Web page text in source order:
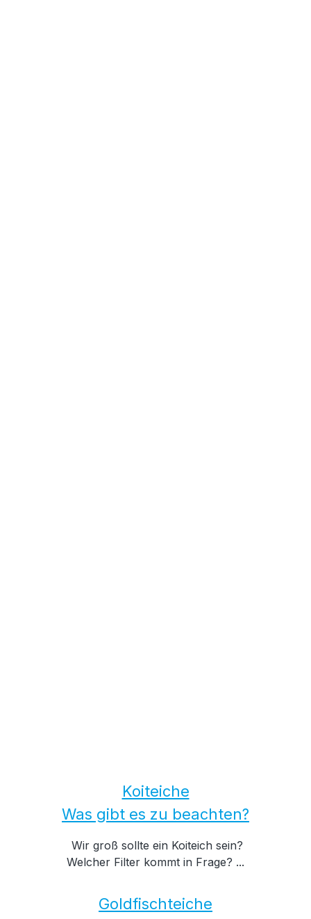
Koiteiche
Was gibt es zu beachten?
Wir groß sollte ein Koiteich sein?
Welcher Filter kommt in Frage? ...
Goldfischteiche